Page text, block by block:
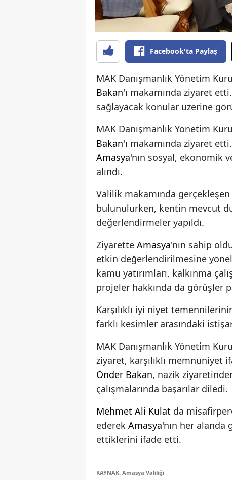
Facebook'ta Paylaş
MAK Danışmanlık Yönetim
Bakan'ı makamında ziyaret
sağlayacak konular üzerine
MAK Danışmanlık Yönetim
Bakan'ı makamında ziyaret
Amasya'nın sosyal, ekonomik
alındı.
Valilik makamında
bulunulurken, kentin mevcut
değerlendirmeler yapıldı.
Ziyarette Amasya'nın sahip
etkin değerlendirilmesine
kamu yatırımları, kalkınma
projeler hakkında da görüşler
Karşılıklı iyi niyet
farklı kesimler arasındaki
MAK Danışmanlık Yönetim
ziyaret, karşılıklı memnuniyet
Önder Bakan, nazik
çalışmalarında başarılar diledi.
Mehmet Ali Kulat da
ederek Amasya'nın her alanda
ettiklerini ifade etti.
KAYNAK: Amasya Valiliği